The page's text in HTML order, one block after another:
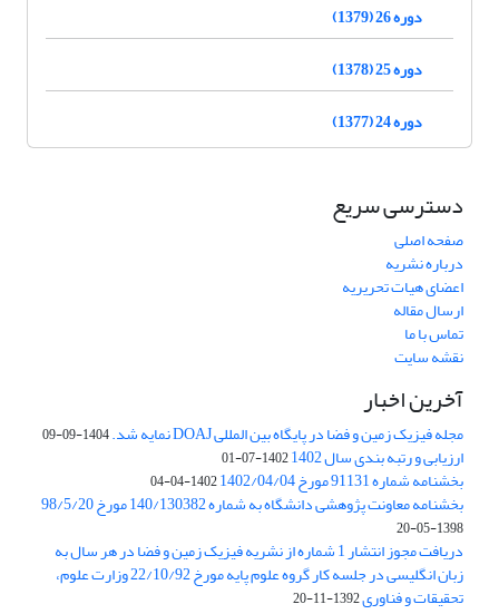
دوره 26 (1379)
دوره 25 (1378)
دوره 24 (1377)
دسترسی سریع
صفحه اصلی
درباره نشریه
اعضای هیات تحریریه
ارسال مقاله
تماس با ما
نقشه سایت
آخرین اخبار
مجله فیزیک زمین و فضا در پایگاه بین المللی DOAJ نمایه شد. 1404-09-09
ارزیابی و رتبه بندی سال 1402 1402-07-01
بخشنامه شماره 91131 مورخ 1402/04/04 1402-04-04
بخشنامه معاونت پژوهشی دانشگاه به شماره 140/130382 مورخ 98/5/20
1398-05-20
دریافت مجوز انتشار 1 شماره از نشریه فیزیک زمین و فضا در هر سال به
زبان انگلیسی در جلسه کار گروه علوم پایه مورخ 22/10/92 وزارت علوم،
تحقیقات و فناوری1392-11-20